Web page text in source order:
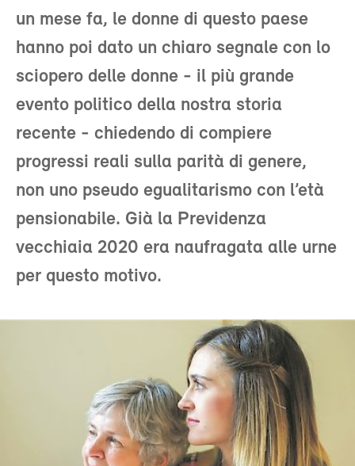
un mese fa, le donne di questo paese
hanno poi dato un chiaro segnale con lo
sciopero delle donne - il più grande
evento politico della nostra storia
recente - chiedendo di compiere
progressi reali sulla parità di genere,
non uno pseudo egualitarismo con l’età
pensionabile. Già la Previdenza
vecchiaia 2020 era naufragata alle urne
per questo motivo.